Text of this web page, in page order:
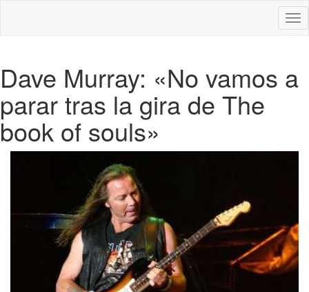
Dave Murray: «No vamos a
parar tras la gira de The
book of souls»